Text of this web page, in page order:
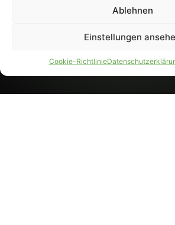
Ablehnen
Einstellungen
Cookie-Richtlinie
PARTNER WERDEN
AGB